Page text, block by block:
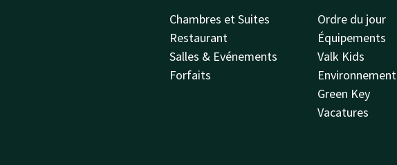
Chambres et Suites
Restaurant
Salles & Evénements
Forfaits
Ordre du jour
Équipements
Valk Kids
Environnement
Green Key
Vacatures